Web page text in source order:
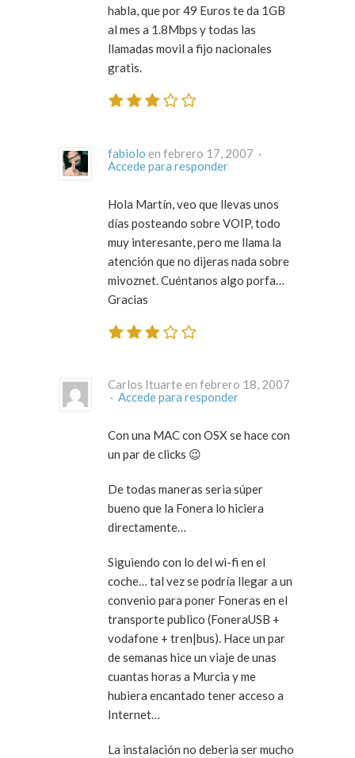
habla, que por 49 Euros te da 1GB
al mes a 1.8Mbps y todas las
llamadas movil a fijo nacionales
gratis.
fabiolo
en febrero 17, 2007 ·
Accede para responder
Hola Martín, veo que llevas unos
días posteando sobre VOIP, todo
muy interesante, pero me llama la
atención que no dijeras nada sobre
mivoznet. Cuéntanos algo porfa…
Gracias
Carlos Ituarte en febrero 18, 2007
· Accede para responder
Con una MAC con OSX se hace con
un par de clicks 😉
De todas maneras seria súper
bueno que la Fonera lo hiciera
directamente…
Siguiendo con lo del wi-fi en el
coche… tal vez se podría llegar a un
convenio para poner Foneras en el
transporte publico (FoneraUSB +
vodafone + tren|bus). Hace un par
de semanas hice un viaje de unas
cuantas horas a Murcia y me
hubiera encantado tener acceso a
Internet…
La instalación no deberia ser mucho